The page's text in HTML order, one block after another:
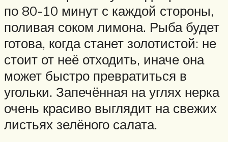
по 80-10 минут с каждой стороны,
поливая соком лимона. Рыба будет
готова, когда станет золотистой: не
стоит от неё отходить, иначе она
может быстро превратиться в
угольки. Запечённая на углях нерка
очень красиво выглядит на свежих
листьях зелёного салата.